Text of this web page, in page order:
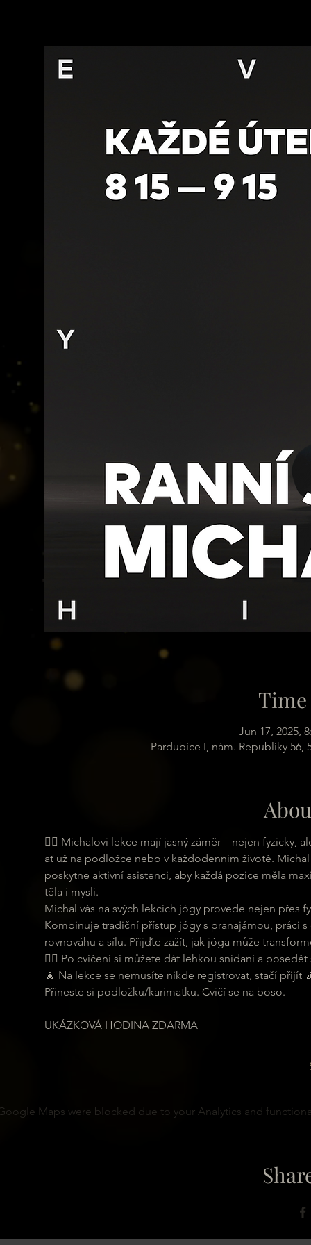
Jun 17, 2025,
Pardubice I, nám. Republiky 56,
🧘‍♀ Michalovi lekce mají jasný záměr – nejen
ať už na podložce nebo v každodenním životě.
poskytne aktivní asistenci, aby každá pozice měla
těla i mysli.
Michal vás na svých lekcích jógy provede nejen
Kombinuje tradiční přístup jógy s pranajámou, práci
rovnováhu a sílu. Přijďte zažít, jak jóga může
🧘‍♂ Po cvičení si můžete dát lehkou snídani a posedět
🧘 Na lekce se nemusíte nikde registrovat, stačí přijít
Přineste si podložku/karimatku. Cvičí se na boso.
UKÁZKOVÁ HODINA ZDARMA
Maps were blocked due to your Analytics and